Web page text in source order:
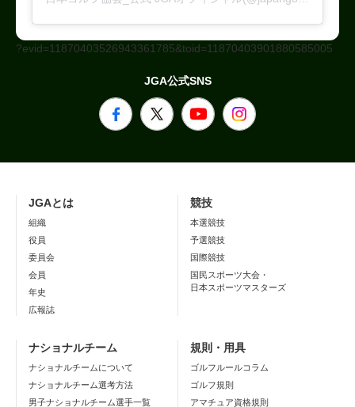
?evid=11870403526943361785&toid=11870403901880585005
JGA公式SNS
JGAとは
組織
役員
委員会
会員
年史
広報誌
競技
本選競技
予選競技
国際競技
国民スポーツ大会・
日本スポーツマスターズ
ナショナルチーム
ナショナルチームについて
ナショナルチーム選考方法
男子ナショナルチーム選手一覧
規則・用具
ゴルフルールコラム
ゴルフ規則
アマチュア資格規則